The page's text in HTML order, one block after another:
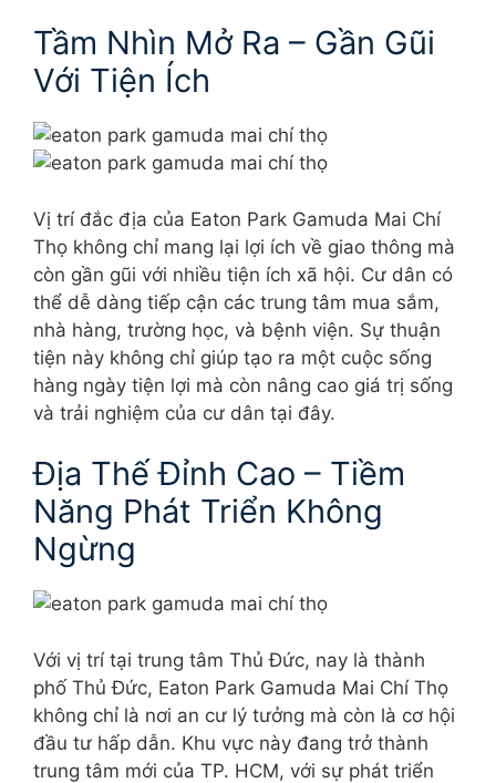
Tầm Nhìn Mở Ra – Gần Gũi
Với Tiện Ích
Vị trí đắc địa của Eaton Park Gamuda Mai Chí
Thọ không chỉ mang lại lợi ích về giao thông mà
còn gần gũi với nhiều tiện ích xã hội. Cư dân có
thể dễ dàng tiếp cận các trung tâm mua sắm,
nhà hàng, trường học, và bệnh viện. Sự thuận
tiện này không chỉ giúp tạo ra một cuộc sống
hàng ngày tiện lợi mà còn nâng cao giá trị sống
và trải nghiệm của cư dân tại đây.
Địa Thế Đỉnh Cao – Tiềm
Năng Phát Triển Không
Ngừng
Với vị trí tại trung tâm Thủ Đức, nay là thành
phố Thủ Đức, Eaton Park Gamuda Mai Chí Thọ
không chỉ là nơi an cư lý tưởng mà còn là cơ hội
đầu tư hấp dẫn. Khu vực này đang trở thành
trung tâm mới của TP. HCM, với sự phát triển